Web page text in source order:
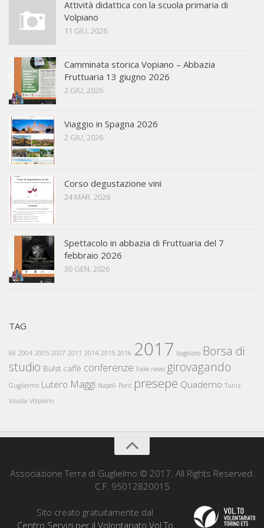
Attività didattica con la scuola primaria di
Volpiano
11 GIU, 2026
Camminata storica Vopiano – Abbazia
Fruttuaria 13 giugno 2026
2 GIU, 2026
Viaggio in Spagna 2026
2 GIU, 2026
Corso degustazione vini
24 MAR, 2026
Spettacolo in abbazia di Fruttuaria del 7
febbraio 2026
30 GEN, 2026
TAG
68 2004 2005 2007 2011 2014 2015 2016 2017 bagolaro Borsa di
studio Bulst caffè conferenze Fake news girovagando
Guglielmo Lutero Maggi Napoli Pont presepe Quaderno Tuniz
Vauda Volpiano
Associazione Terra di Guglielmo © 2017. All Rights Reserved.
C.F. 95012820015
Sito creato gratuitamente dal
Centro Servizi per il Volontariato Vol.To